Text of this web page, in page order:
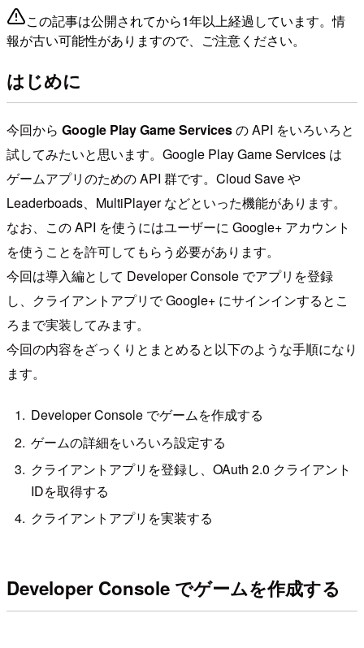
この記事は公開されてから1年以上経過しています。情
報が古い可能性がありますので、ご注意ください。
はじめに
今回から Google Play Game Servicesの API をいろいろと
試してみたいと思います。Google Play Game Services は
ゲームアプリのための API 群です。Cloud Save や
Leaderboads、MultiPlayer などといった機能があります。
なお、この API を使うにはユーザーに Google+ アカウント
を使うことを許可してもらう必要があります。
今回は導入編として Developer Console でアプリを登録
し、クライアントアプリで Google+ にサインインするとこ
ろまで実装してみます。
今回の内容をざっくりとまとめると以下のような手順になり
ます。
Developer Console でゲームを作成する
ゲームの詳細をいろいろ設定する
クライアントアプリを登録し、OAuth 2.0 クライアント
IDを取得する
クライアントアプリを実装する
Developer Console でゲームを作成する